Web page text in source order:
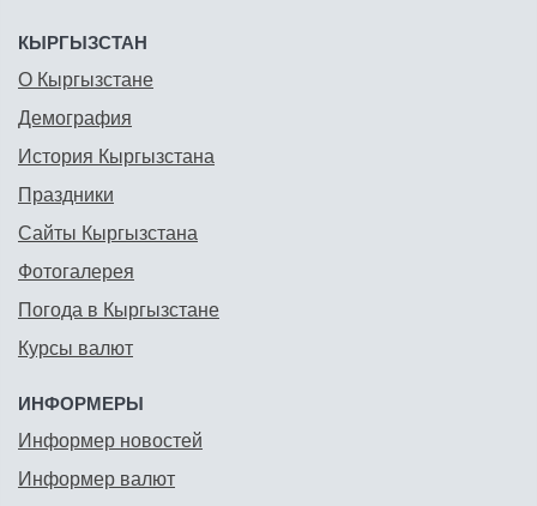
КЫРГЫЗСТАН
О Кыргызстане
Демография
История Кыргызстана
Праздники
Сайты Кыргызстана
Фотогалерея
Погода в Кыргызстане
Курсы валют
ИНФОРМЕРЫ
Информер новостей
Информер валют